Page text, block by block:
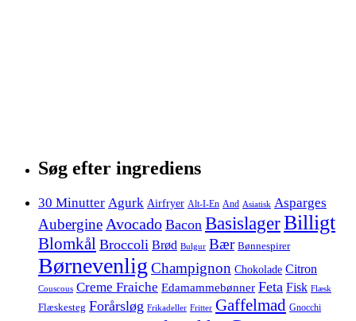
Søg efter ingrediens
30 Minutter Agurk Airfryer Alt-I-En And Asiatisk Asparges
Aubergine Avocado Bacon BasislagerBilligt
Blomkål Broccoli Brød Bulgur Bær Bønnespirer
Børnevenlig Champignon Chokolade Citron
Couscous Creme Fraiche Edamammebønner Feta Fisk Flæsk
Flæskesteg Forårsløg Frikadeller Fritter Gaffelmad Gnocchi